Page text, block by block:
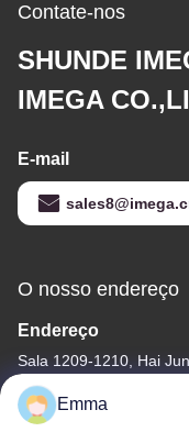
Contate-nos
SHUNDE
IMEGA
E-mail
O nosso endereço
Endereço
Sala 1209-1210, Hai
Dao Zhong, Ronggui,
telefone
Emma